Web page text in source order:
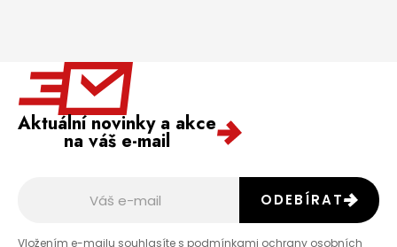
Aktuální novinky a akce
na váš e-mail
Vložením e-mailu souhlasíte s podmínkami ochrany osobních
ODEBÍRAT